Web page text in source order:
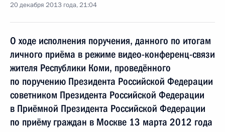
20 декабря 2013 года, 21:04
О ходе исполнения поручения, данного по итогам
личного приёма в режиме видео-конференц-связи
жителя Республики Коми, проведённого
по поручению Президента Российской Федерации
советником Президента Российской Федерации
в Приёмной Президента Российской Федерации
по приёму граждан в Москве 13 марта 2012 года